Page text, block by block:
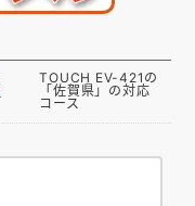
TOUCH EV-421の
「佐賀県」の対応
コース